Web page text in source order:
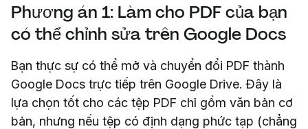
Phương án 1: Làm cho PDF của bạn
có thể chỉnh sửa trên Google Docs
Bạn thực sự có thể mở và chuyển đổi PDF thành
Google Docs trực tiếp trên Google Drive. Đây là
lựa chọn tốt cho các tệp PDF chỉ gồm văn bản cơ
bản, nhưng nếu tệp có định dạng phức tạp (chẳng